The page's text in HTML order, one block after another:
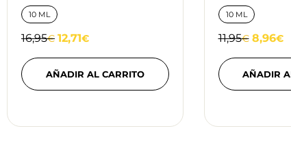
10 ML
16,95€ 12,71€
AÑADIR AL CARRITO
10 ML
11,95€ 8,96€
AÑADIR